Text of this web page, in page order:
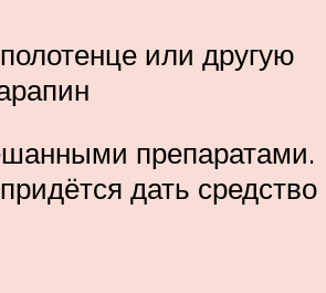
или другую
препаратами.
дать средство